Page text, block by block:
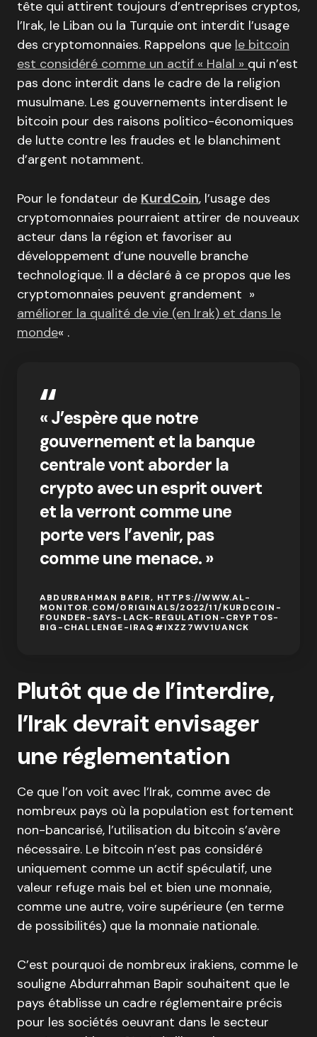
tête qui attirent toujours d’entreprises cryptos,
l’Irak, le Liban ou la Turquie ont interdit l’usage
des cryptomonnaies. Rappelons que le bitcoin
est considéré comme un actif « Halal » qui n’est
pas donc interdit dans le cadre de la religion
musulmane. Les gouvernements interdisent le
bitcoin pour des raisons politico-économiques
de lutte contre les fraudes et le blanchiment
d’argent notamment.
Pour le fondateur de KurdCoin, l’usage des
cryptomonnaies pourraient attirer de nouveaux
acteur dans la région et favoriser au
développement d’une nouvelle branche
technologique. Il a déclaré à ce propos que les
cryptomonnaies peuvent grandement »
améliorer la qualité de vie (en Irak) et dans le
monde« .
« J’espère que notre
gouvernement et la banque
centrale vont aborder la
crypto avec un esprit ouvert
et la verront comme une
porte vers l’avenir, pas
comme une menace. »
ABDURRAHMAN BAPIR, HTTPS://WWW.AL-
MONITOR.COM/ORIGINALS/2022/11/KURDCOIN-
FOUNDER-SAYS-LACK-REGULATION-CRYPTOS-
BIG-CHALLENGE-IRAQ#IXZZ7WV1UANCK
Plutôt que de l’interdire,
l’Irak devrait envisager
une réglementation
Ce que l’on voit avec l’Irak, comme avec de
nombreux pays où la population est fortement
non-bancarisé, l’utilisation du bitcoin s’avère
nécessaire. Le bitcoin n’est pas considéré
uniquement comme un actif spéculatif, une
valeur refuge mais bel et bien une monnaie,
comme une autre, voire supérieure (en terme
de possibilités) que la monnaie nationale.
C’est pourquoi de nombreux irakiens, comme le
souligne Abdurrahman Bapir souhaitent que le
pays établisse un cadre réglementaire précis
pour les sociétés oeuvrant dans le secteur